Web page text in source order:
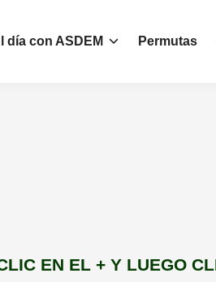
día con ASDEM Permutas
EN EL + Y LUEGO